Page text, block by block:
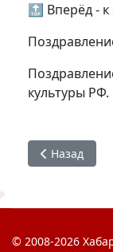
🔝 Вперёд -
культуры РФ.
Назад
© 2008-2026